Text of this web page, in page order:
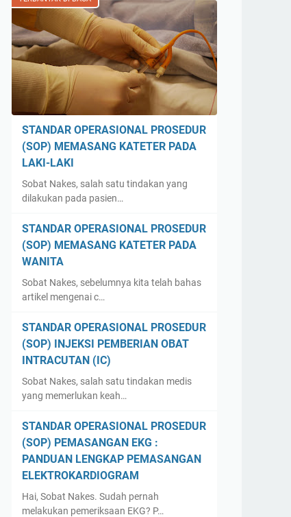
STANDAR OPERASIONAL PROSEDUR
(SOP) MEMASANG KATETER PADA
LAKI-LAKI
Sobat Nakes, salah satu tindakan yang
dilakukan pada pasien…
STANDAR OPERASIONAL PROSEDUR
(SOP) MEMASANG KATETER PADA
WANITA
Sobat Nakes, sebelumnya kita telah bahas
artikel mengenai c…
STANDAR OPERASIONAL PROSEDUR
(SOP) INJEKSI PEMBERIAN OBAT
INTRACUTAN (IC)
Sobat Nakes, salah satu tindakan medis
yang memerlukan keah…
STANDAR OPERASIONAL PROSEDUR
(SOP) PEMASANGAN EKG :
PANDUAN LENGKAP PEMASANGAN
ELEKTROKARDIOGRAM
Hai, Sobat Nakes. Sudah pernah
melakukan pemeriksaan EKG? P…